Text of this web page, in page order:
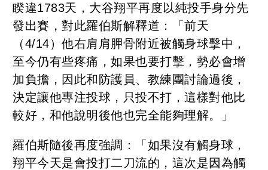
睽違1783天，大谷翔平再度以純投手身分先
發出賽，對此羅伯斯解釋道：「前天
（4/14）他右肩肩胛骨附近被觸身球擊中，
至今仍有些疼痛，如果也要打擊，勢必會增
加負擔，因此和防護員、教練團討論過後，
決定讓他專注投球，只投不打，這樣對他比
較好，和他說明後他也完全能夠理解。」
羅伯斯隨後再度強調：「如果沒有觸身球，
翔平今天是會投打二刀流的，這次是因為觸